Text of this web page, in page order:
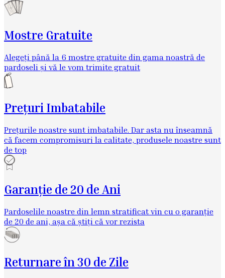
Mostre Gratuite
Alegeți până la 6 mostre gratuite din gama noastră de
pardoseli și vă le vom trimite gratuit
Prețuri Imbatabile
Prețurile noastre sunt imbatabile. Dar asta nu înseamnă
că facem compromisuri la calitate, produsele noastre sunt
de top
Garanție de 20 de Ani
Pardoselile noastre din lemn stratificat vin cu o garanție
de 20 de ani, așa că știți că vor rezista
Returnare în 30 de Zile